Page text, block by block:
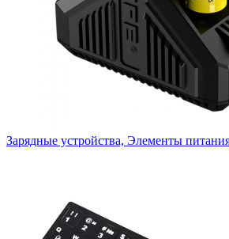
Зарядные устройства, Элементы